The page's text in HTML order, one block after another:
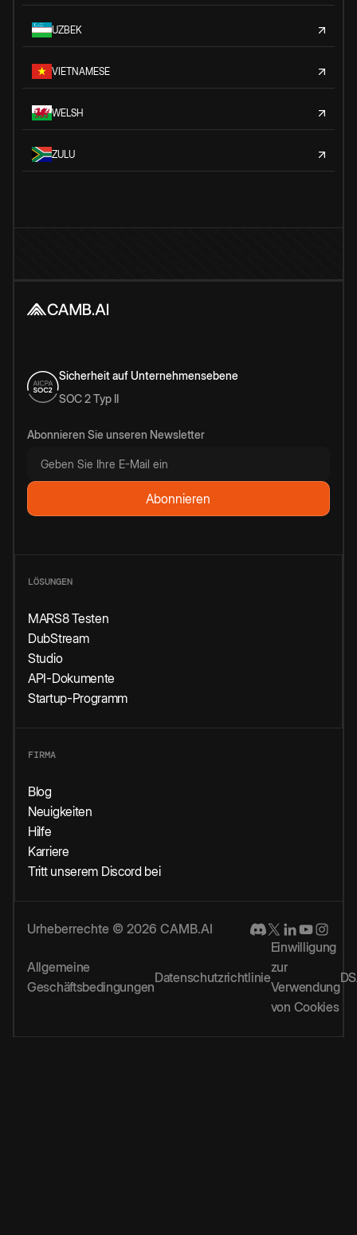
UZBEK
VIETNAMESE
WELSH
ZULU
Sicherheit auf Unternehmensebene
SOC 2 Typ II
Abonnieren Sie unseren Newsletter
LÖSUNGEN
MARS8 Testen
DubStream
Studio
API-Dokumente
Startup-Programm
FIRMA
Blog
Neuigkeiten
Hilfe
Karriere
Tritt unserem Discord bei
Urheberrechte © 2026 CAMB.AI
Allgemeine
Geschäftsbedingungen
Datenschutzrichtlinie
Einwilligung
zur
Verwendung
von Cookies